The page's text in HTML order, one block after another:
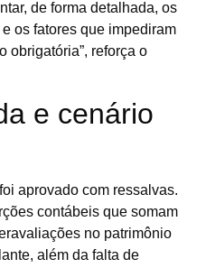
de forma detalhada, os
os fatores que impediram
obrigatória”, reforça o
e cenário
aprovado com ressalvas.
contábeis que somam
no patrimônio
além da falta de